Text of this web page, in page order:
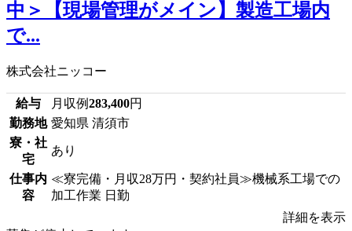
中＞【現場管理がメイン】製造工場内
で...
株式会社ニッコー
給与 月収例283,400円
勤務地 愛知県 清須市
寮・社
宅
あり
仕事内
容
≪寮完備・月収28万円・契約社員≫機械系工場での
加工作業 日勤
詳細を表示